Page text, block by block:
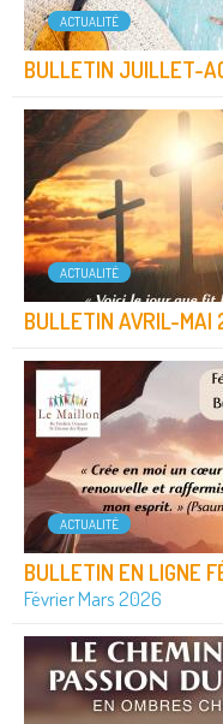
ACTUALITÉ
BULLETIN JUILLET-
ACTUALITÉ
BULLETIN AVRIL-MAI
ACTUALITÉ
BULLETIN EN LIGNE
Février Mars 2026